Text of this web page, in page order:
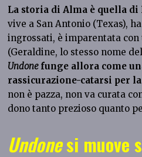
La storia di Alma è quella di
vive a San Antonio (Texas),
ingrossati, è imparentata
(Geraldine, lo stesso nome
Undone funge allora come
rassicurazione-catarsi per
non è pazza, non va curata
dono tanto prezioso quanto
Undonesi muove